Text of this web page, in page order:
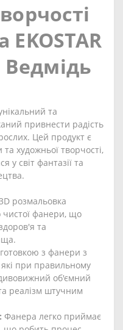
та
привнести радість
Цей продукт є
художньої творчості,
у світ фантазії та
розмальовка
чистої фанери, що
та
з фанери з
при правильному
об'ємний
реалізм штучним
Фанера легко приймає